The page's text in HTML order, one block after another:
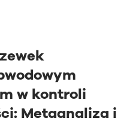
w kontroli
Metaanaliza i